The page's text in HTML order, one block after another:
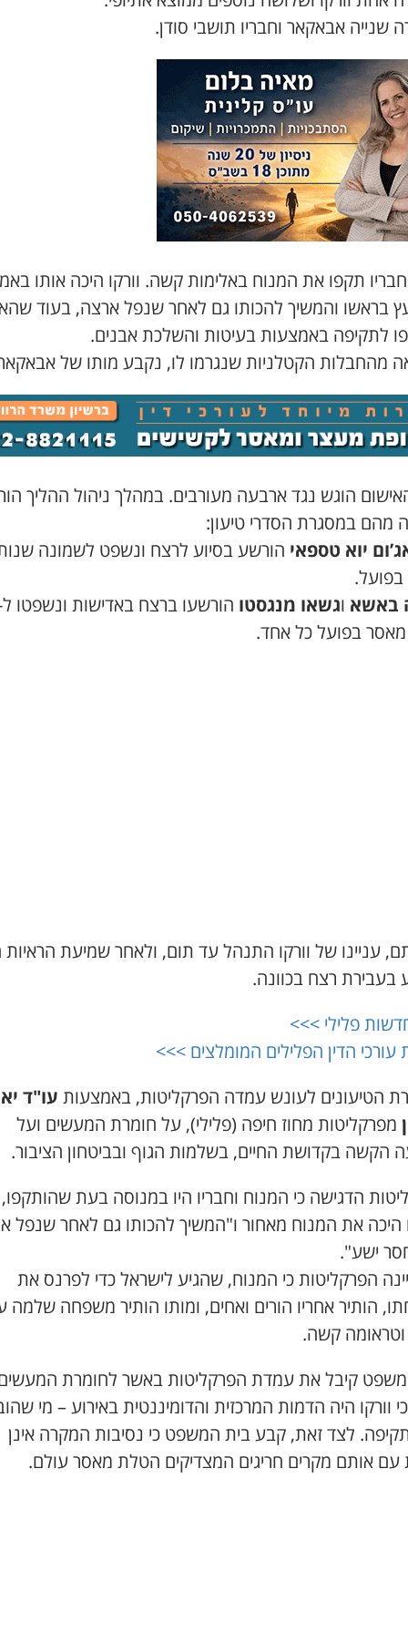
שנייה אבאקאר וחבריו תושבי סודן.
וחבריו תקפו את המנוח באלימות קשה. וורקו היכה אותו
בראשו והמשיך להכותו גם לאחר שנפל ארצה, בעוד
לתקיפה באמצעות בעיטות והשלכת אבנים.
מהחבלות הקטלניות שנגרמו לו, נקבע מותו של
הוגש נגד ארבעה מעורבים. במהלך ניהול ההליך
מהם במסגרת הסדרי טיעון:
יוא טספאי הורשע בסיוע לרצח ונשפט לשמונה
באשא וגשאו מנגסטו
בפועל כל אחד.
עניינו של וורקו התנהל עד תום, ולאחר שמיעת הראיות
בעבירת רצח בכוונה.
פלילי >>>
עורכי הדין הפלילים המומלצים >>>
הטיעונים לעונש עמדה הפרקליטות, באמצעות עו"ד
מפרקליטות מחוז חיפה (פלילי), על חומרת המעשים ועל
הקשה בקדושת החיים, בשלמות הגוף ובביטחון הציבור.
הדגישה כי המנוח וחבריו היו במנוסה בעת שהותקפו,
היכה את המנוח מאחור ו"המשיך להכותו גם לאחר שנפל
ישע".
הפרקליטות כי המנוח, שהגיע לישראל כדי לפרנס את
הותיר אחריו הורים ואחים, ומותו הותיר משפחה שלמה
וטראומה קשה.
קיבל את עמדת הפרקליטות באשר לחומרת
וורקו היה הדמות המרכזית והדומיננטית באירוע – מי
לצד זאת, קבע בית המשפט כי נסיבות המקרה אינן
עם אותם מקרים חריגים המצדיקים הטלת מאסר עולם.